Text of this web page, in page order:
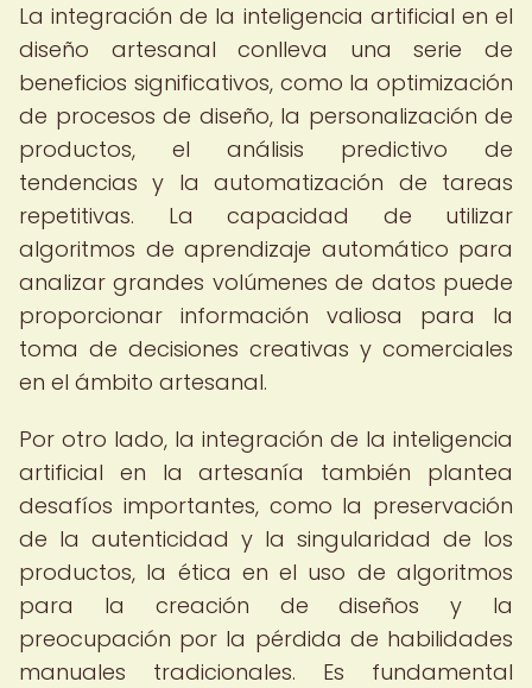
La integración de la inteligencia artificial en el
diseño artesanal conlleva una serie de
beneficios significativos, como la optimización
de procesos de diseño, la personalización de
productos, el análisis predictivo de
tendencias y la automatización de tareas
repetitivas. La capacidad de utilizar
algoritmos de aprendizaje automático para
analizar grandes volúmenes de datos puede
proporcionar información valiosa para la
toma de decisiones creativas y comerciales
en el ámbito artesanal.
Por otro lado, la integración de la inteligencia
artificial en la artesanía también plantea
desafíos importantes, como la preservación
de la autenticidad y la singularidad de los
productos, la ética en el uso de algoritmos
para la creación de diseños y la
preocupación por la pérdida de habilidades
manuales tradicionales. Es fundamental